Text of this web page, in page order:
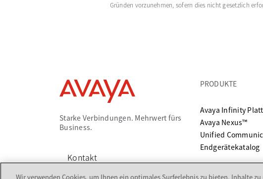
Gründen vorzunehmen, sofern dies nicht gesetzlich
Starke Verbindungen. Mehrwert fürs
Business.
Kontakt
PRODUKTE
Avaya Infinity
Avaya Nexus™
Unified
Endgerätekatalog
Wir verwenden Cookies, um Ihnen ein optimales Surferlebnis zu bieten, Inhalte